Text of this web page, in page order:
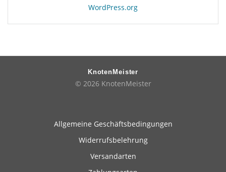
WordPress.org
KnotenMeister
© 2026 KnotenMeister
Allgemeine Geschäftsbedingungen
Widerrufsbelehrung
Versandarten